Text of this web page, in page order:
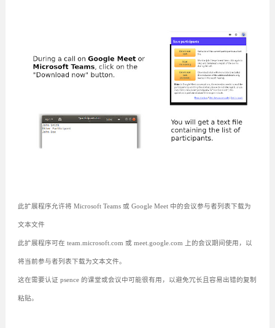
此扩展程序允许将 Microsoft Teams 或 Google Meet 中的会议参与者列表下载为
文本文件
此扩展程序可在 team.microsoft.com 或 meet.google.com 上的会议期间使用，以
将当前参与者列表下载为文本文件。
这在需要认证 psence 的课堂或会议中可能很有用，以避免冗长且容易出错的复制
粘贴。